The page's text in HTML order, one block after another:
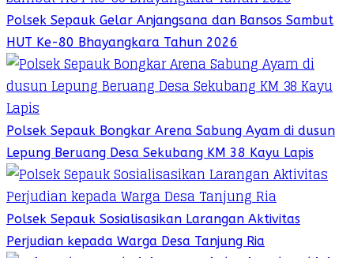
Polsek Sepauk Gelar Anjangsana dan Bansos Sambut
HUT Ke-80 Bhayangkara Tahun 2026
Polsek Sepauk Bongkar Arena Sabung Ayam di dusun
Lepung Beruang Desa Sekubang KM 38 Kayu Lapis
Polsek Sepauk Sosialisasikan Larangan Aktivitas
Perjudian kepada Warga Desa Tanjung Ria